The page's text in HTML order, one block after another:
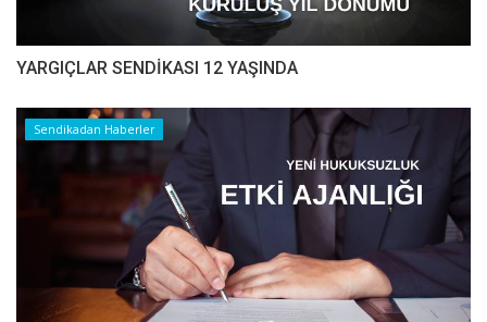
YARGIÇLAR SENDİKASI 12 YAŞINDA
Sendikadan Haberler